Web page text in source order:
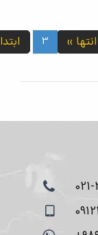
ابتدا 3 انتها ››